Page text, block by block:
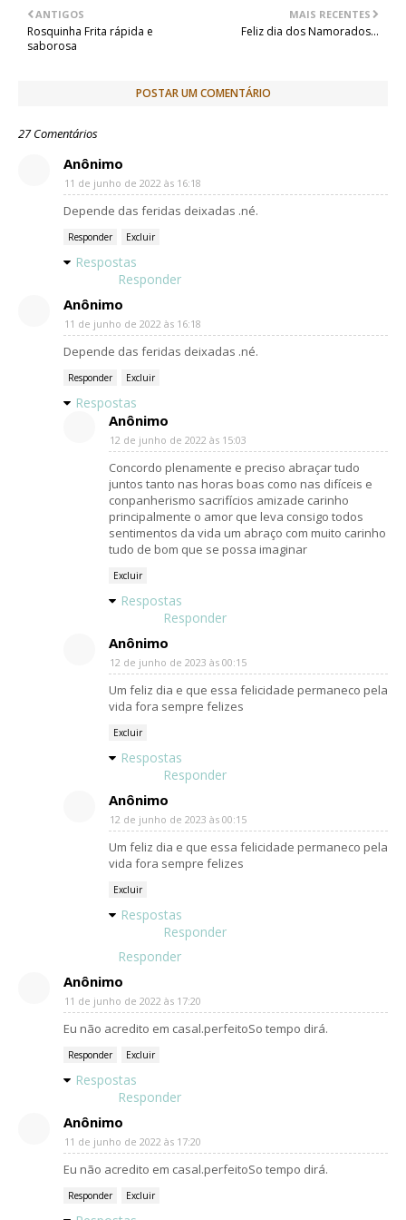
r
k
e
MAIS RECENTES
Feliz dia dos Namorados...
ANTIGOS
Rosquinha Frita rápida e
saborosa
POSTAR UM COMENTÁRIO
27 Comentários
Anônimo
11 de junho de 2022 às 16:18
Depende das feridas deixadas .né.
Responder Excluir
Respostas
Responder
Anônimo
11 de junho de 2022 às 16:18
Depende das feridas deixadas .né.
Responder Excluir
Respostas
Anônimo
12 de junho de 2022 às 15:03
Concordo plenamente e preciso abraçar tudo
juntos tanto nas horas boas como nas difíceis e
conpanherismo sacrifícios amizade carinho
principalmente o amor que leva consigo todos
sentimentos da vida um abraço com muito carinho
tudo de bom que se possa imaginar
Excluir
Respostas
Responder
Anônimo
12 de junho de 2023 às 00:15
Um feliz dia e que essa felicidade permaneco pela
vida fora sempre felizes
Excluir
Respostas
Responder
Anônimo
12 de junho de 2023 às 00:15
Um feliz dia e que essa felicidade permaneco pela
vida fora sempre felizes
Excluir
Respostas
Responder
Responder
Anônimo
11 de junho de 2022 às 17:20
Eu não acredito em casal.perfeitoSo tempo dirá.
Responder Excluir
Respostas
Responder
Anônimo
11 de junho de 2022 às 17:20
Eu não acredito em casal.perfeitoSo tempo dirá.
Responder Excluir